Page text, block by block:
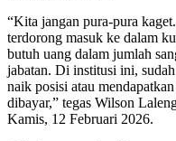
“Kita jangan pura-pura
terdorong masuk ke dalam
butuh uang dalam jumlah
jabatan. Di institusi ini,
naik posisi atau
dibayar,” tegas Wilson
Kamis, 12 Februari 2026.